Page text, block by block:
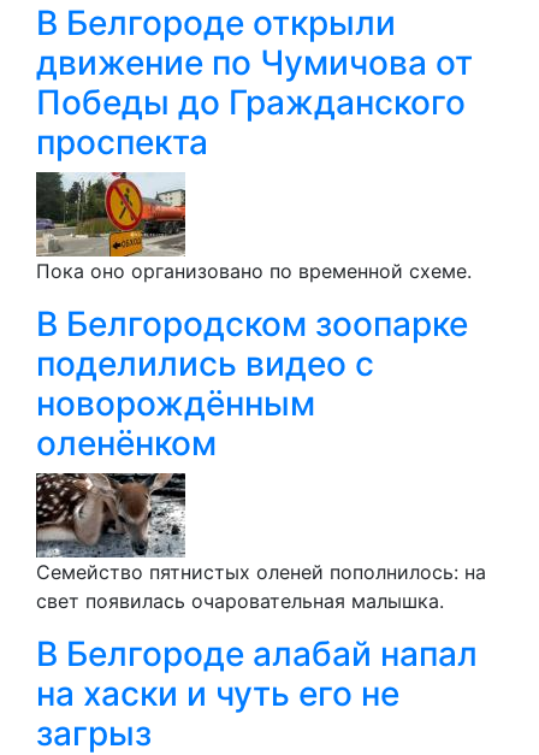
В Белгороде открыли
движение по Чумичова от
Победы до Гражданского
проспекта
Пока оно организовано по временной схеме.
В Белгородском зоопарке
поделились видео с
новорождённым
оленёнком
Семейство пятнистых оленей пополнилось: на
свет появилась очаровательная малышка.
В Белгороде алабай напал
на хаски и чуть его не
загрыз